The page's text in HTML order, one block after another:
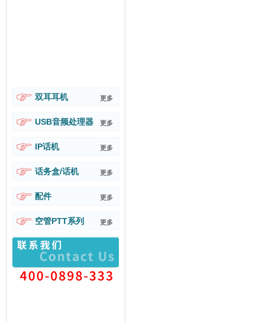
双耳耳机 更多
USB音频处理器 更多
IP话机 更多
话务盒/话机 更多
配件 更多
空管PTT系列 更多